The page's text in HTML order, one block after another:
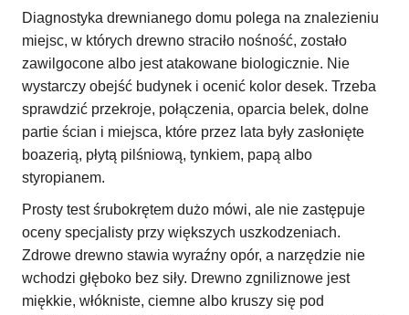
Diagnostyka drewnianego domu polega na znalezieniu
miejsc, w których drewno straciło nośność, zostało
zawilgocone albo jest atakowane biologicznie. Nie
wystarczy obejść budynek i ocenić kolor desek. Trzeba
sprawdzić przekroje, połączenia, oparcia belek, dolne
partie ścian i miejsca, które przez lata były zasłonięte
boazerią, płytą pilśniową, tynkiem, papą albo
styropianem.
Prosty test śrubokrętem dużo mówi, ale nie zastępuje
oceny specjalisty przy większych uszkodzeniach.
Zdrowe drewno stawia wyraźny opór, a narzędzie nie
wchodzi głęboko bez siły. Drewno zgniliznowe jest
miękkie, włókniste, ciemne albo kruszy się pod